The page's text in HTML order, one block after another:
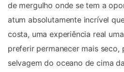
de mergulho onde se tem a
atum absolutamente incrível
costa, uma experiência real
preferir permanecer mais seco,
selvagem do oceano de cima